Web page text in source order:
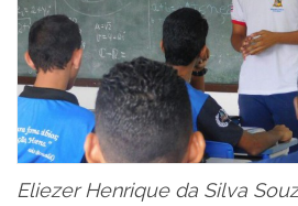
Eliezer Henrique da Silva